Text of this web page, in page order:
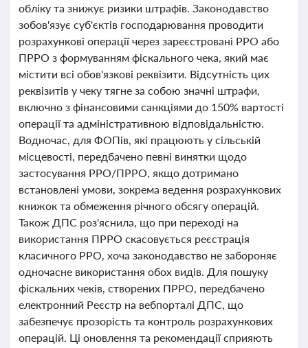
обліку та знижує ризики штрафів. Законодавство
зобов'язує суб'єктів господарювання проводити
розрахункові операції через зареєстровані РРО або
ПРРО з формуванням фіскального чека, який має
містити всі обов'язкові реквізити. Відсутність цих
реквізитів у чеку тягне за собою значні штрафи,
включно з фінансовими санкціями до 150% вартості
операції та адміністративною відповідальністю.
Водночас, для ФОПів, які працюють у сільській
місцевості, передбачено певні винятки щодо
застосування РРО/ПРРО, якщо дотримано
встановлені умови, зокрема ведення розрахункових
книжок та обмеження річного обсягу операцій.
Також ДПС роз'яснила, що при переході на
використання ПРРО скасовується реєстрація
класичного РРО, хоча законодавство не забороняє
одночасне використання обох видів. Для пошуку
фіскальних чеків, створених ПРРО, передбачено
електронний Реєстр на вебпорталі ДПС, що
забезпечує прозорість та контроль розрахункових
операцій. Ці оновлення та рекомендації сприяють